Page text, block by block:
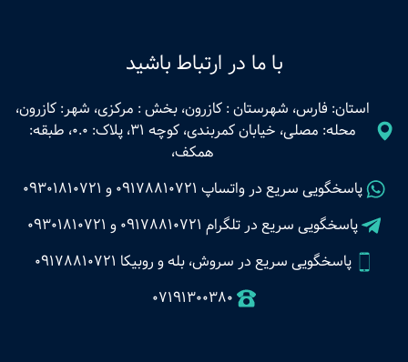
با ما در ارتباط باشید
استان: فارس، شهرستان : کازرون، بخش : مرکزی، شهر: کازرون،
محله: مصلی، خیابان کمربندی، کوچه 31، پلاک: 0.0، طبقه:
همکف،
پاسخگویی سریع در واتساپ 09178810721 و 09301810721
پاسخگویی سریع در تلگرام 09178810721 و 09301810721
پاسخگویی سریع در سروش، بله و روبیکا 09178810721
07191300380